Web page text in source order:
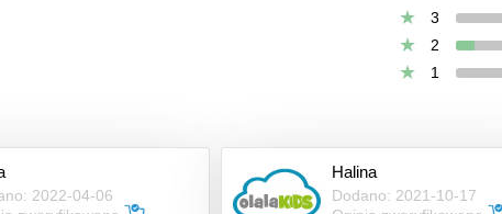
3
2
1
2022-04-06
Halina
Dodano: 2021-10-17